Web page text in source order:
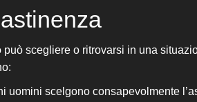
può scegliere o ritrovarsi in una
uomini scelgono consapevolmente